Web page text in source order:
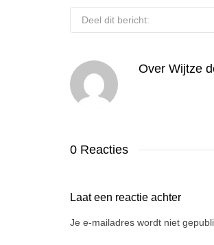
Deel dit bericht:
Over Wijtze
0 Reacties
Laat een reactie achter
Je e-mailadres wordt niet